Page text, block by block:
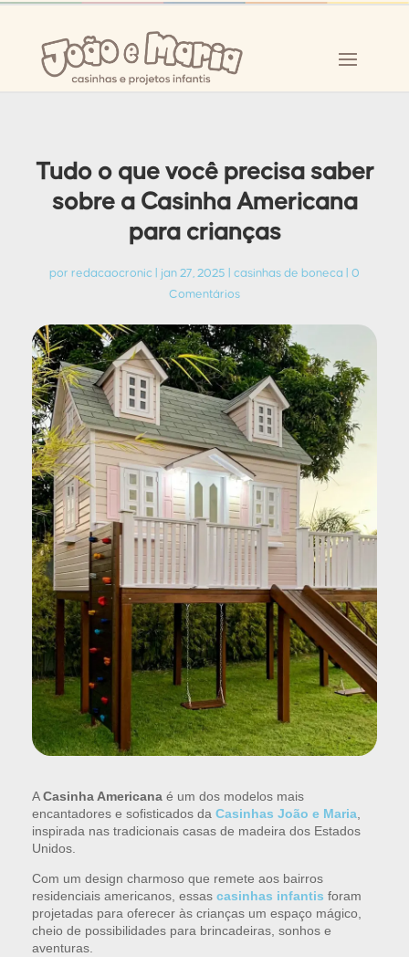
Tudo o que você precisa saber
sobre a Casinha Americana
para crianças
por redacaocronic jan 27, 2025 casinhas de boneca
0
Comentários
ACasinha Americana é um dos modelos mais
encantadores e sofisticados da Casinhas João e Maria,
inspirada nas tradicionais casas de madeira dos Estados
Unidos.
Com um design charmoso que remete aos bairros
residenciais americanos, essas casinhas infantis foram
projetadas para oferecer às crianças um espaço mágico,
cheio de possibilidades para brincadeiras, sonhos e
aventuras.